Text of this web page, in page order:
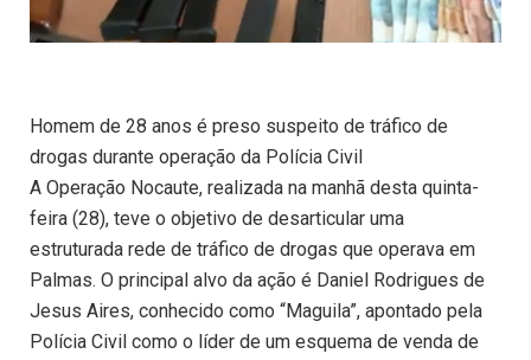
Homem de 28 anos é preso suspeito de tráfico de
drogas durante operação da Polícia Civil
A Operação Nocaute, realizada na manhã desta quinta-
feira (28), teve o objetivo de desarticular uma
estruturada rede de tráfico de drogas que operava em
Palmas. O principal alvo da ação é Daniel Rodrigues de
Jesus Aires, conhecido como “Maguila”, apontado pela
Polícia Civil como o líder de um esquema de venda de